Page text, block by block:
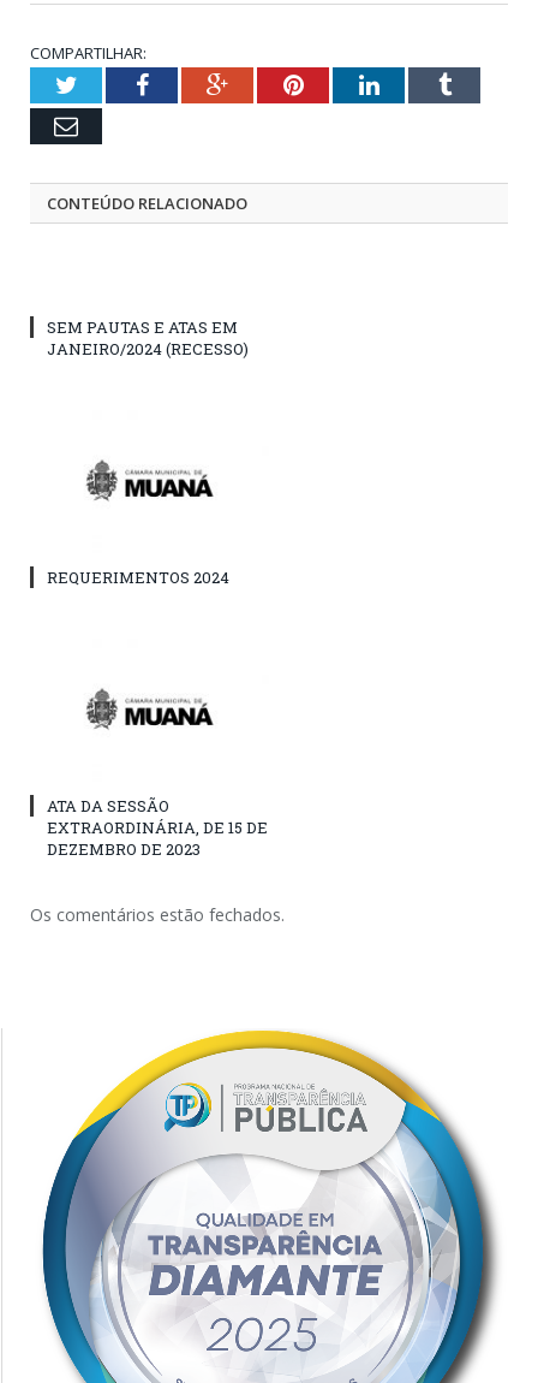
COMPARTILHAR:
TwitterFacebookGoogle+PinterestLinkedInTumblr
Email
CONTEÚDO RELACIONADO
SEM PAUTAS E ATAS EM
JANEIRO/2024 (RECESSO)
REQUERIMENTOS 2024
ATA DA SESSÃO
EXTRAORDINÁRIA, DE 15 DE
DEZEMBRO DE 2023
Os comentários estão fechados.